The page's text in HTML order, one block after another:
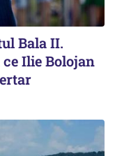
Bala II.
Ilie Bolojan